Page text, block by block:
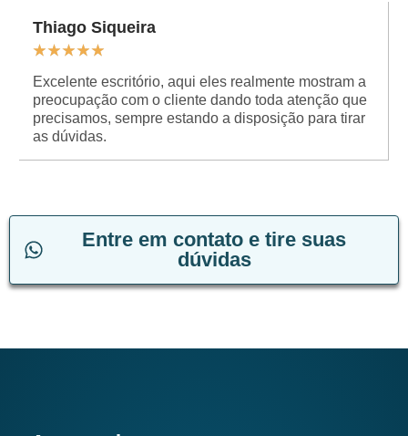
Thiago Siqueira
★★★★★
Excelente escritório, aqui eles realmente mostram a
preocupação com o cliente dando toda atenção que
precisamos, sempre estando a disposição para tirar
as dúvidas.
Entre em contato e tire suas
dúvidas